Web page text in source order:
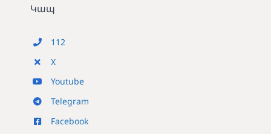
Կապ
112
X
Youtube
Telegram
Facebook